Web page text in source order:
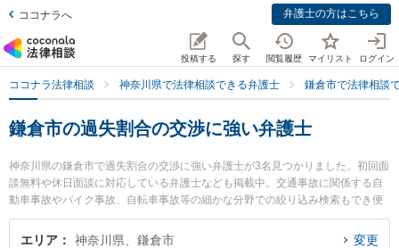
ココナラへ 弁護士の方はこちら
投稿する 探す 閲覧履歴 マイリスト ログイン
ココナラ法律相談 神奈川県で法律相談できる弁護士 鎌倉市で法律相談
鎌倉市の過失割合の交渉に強い弁護士
神奈川県の鎌倉市で過失割合の交渉に強い弁護士が3名見つかりました。初回面
談無料や休日面談に対応している弁護士なども掲載中。交通事故に関係する自
動車事故やバイク事故、自転車事故等の細かな分野での絞り込み検索もでき便
利です。特に弁護士法人エース 鎌倉事務所の青木 洋介弁護士やきむら法律事務
所の木村 悠弁護士、鎌倉りんどう法律事務所の福島 史恵弁護士のプロフィール
エリア 神奈川県、鎌倉市 変更